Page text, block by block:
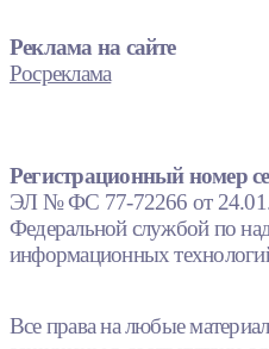
Реклама на сайте
Росреклама
Регистрационный номер
ЭЛ № ФС 77-72266 от
Федеральной службой по
информационных
Все права на любые